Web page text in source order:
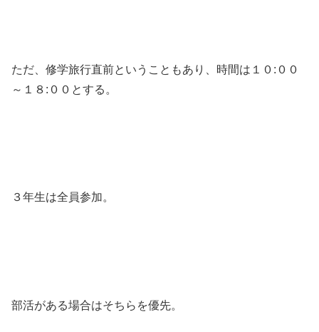
ただ、修学旅行直前ということもあり、時間は１０:００
～１８:００とする。
３年生は全員参加。
部活がある場合はそちらを優先。